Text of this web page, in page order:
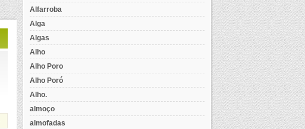
Alfarroba
Alga
Algas
Alho
Alho Poro
Alho Poró
Alho.
almoço
almofadas